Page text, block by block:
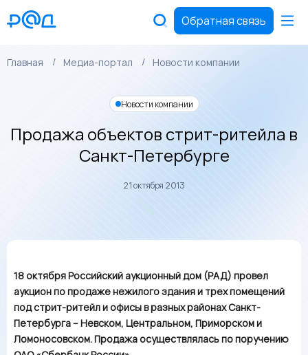
Обратная связь
Главная Медиа-портал Новости компании
Новости компании
Продажа объектов стрит-ритейла в
Санкт-Петербурге
21 октября 2013
18 октября Российский аукционный дом (РАД) провел
аукцион по продаже нежилого здания и трех помещений
под стрит-ритейл и офисы в разных районах Санкт-
Петербурга – Невском, Центральном, Приморском и
Ломоносовском. Продажа осуществлялась по поручению